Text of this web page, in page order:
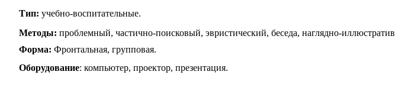
Тип: учебно-воспитательные.
Методы: проблемный, частично-поисковый, эвристический, беседа, наглядно-
Форма: Фронтальная, групповая.
Оборудование: компьютер, проектор, презентация.